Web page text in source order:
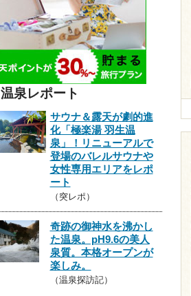
温泉レポート
サウナ＆露天が劇的進
化「極楽湯 羽生温
泉」！リニューアルで
登場のバレルサウナや
女性専用エリアをレポ
ート
（突レポ）
奇跡の御神水を沸かし
た温泉。pH9.6の美人
泉質。本格オープンが
楽しみ。
（温泉探訪記）